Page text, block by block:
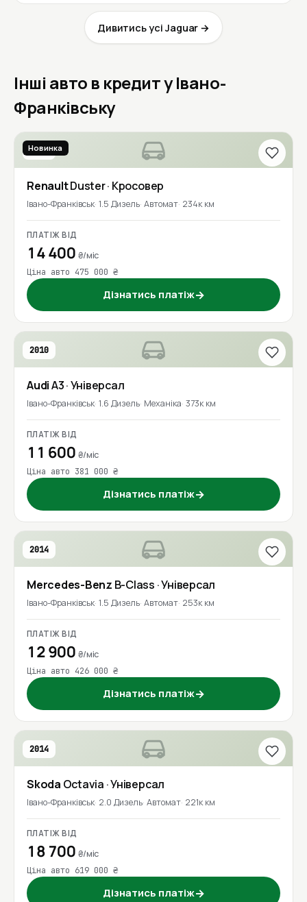
Дивитись усі Jaguar →
Інші авто в кредит у Івано-
Франківську
2018
Новинка
RenaultDuster· Кросовер
Івано-Франківськ 1.5 Дизель Автомат 234к км
ПЛАТІЖ ВІД
14 400 ₴/міс
Ціна авто 475 000 ₴
Дізнатись платіж→
2010
AudiA3· Універсал
Івано-Франківськ 1.6 Дизель Механіка 373к км
ПЛАТІЖ ВІД
11 600 ₴/міс
Ціна авто 381 000 ₴
Дізнатись платіж→
2014
Mercedes-Benz B-Class · Універсал
Івано-Франківськ 1.5 Дизель Автомат 253к км
ПЛАТІЖ ВІД
12 900 ₴/міс
Ціна авто 426 000 ₴
Дізнатись платіж→
2014
Skoda Octavia · Універсал
Івано-Франківськ 2.0 Дизель Автомат 221к км
ПЛАТІЖ ВІД
18 700 ₴/міс
Ціна авто 619 000 ₴
Дізнатись платіж→